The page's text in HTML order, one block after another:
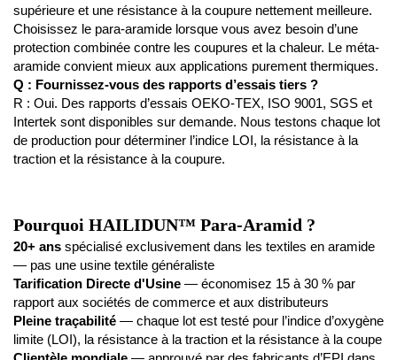
supérieure et une résistance à la coupure nettement meilleure.
Choisissez le para-aramide lorsque vous avez besoin d’une
protection combinée contre les coupures et la chaleur. Le méta-
aramide convient mieux aux applications purement thermiques.
Q : Fournissez-vous des rapports d’essais tiers ?
R : Oui. Des rapports d’essais OEKO-TEX, ISO 9001, SGS et
Intertek sont disponibles sur demande. Nous testons chaque lot
de production pour déterminer l’indice LOI, la résistance à la
traction et la résistance à la coupure.
Pourquoi HAILIDUN™ Para-Aramid ?
20+ ans spécialisé exclusivement dans les textiles en aramide
— pas une usine textile généraliste
Tarification Directe d'Usine — économisez 15 à 30 % par
rapport aux sociétés de commerce et aux distributeurs
Pleine traçabilité — chaque lot est testé pour l’indice d’oxygène
limite (LOI), la résistance à la traction et la résistance à la coupe